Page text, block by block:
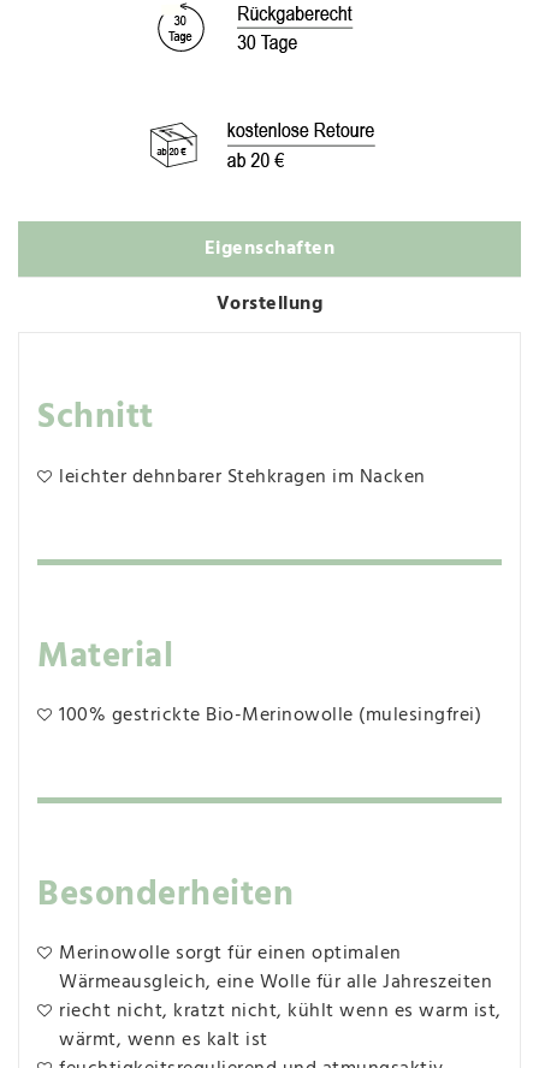
Eigenschaften
Vorstellung
Schnitt
leichter dehnbarer Stehkragen im Nacken
Material
100% gestrickte Bio-Merinowolle (mulesingfrei)
Besonderheiten
Merinowolle sorgt für einen optimalen
Wärmeausgleich, eine Wolle für alle Jahreszeiten
riecht nicht, kratzt nicht, kühlt wenn es warm ist,
wärmt, wenn es kalt ist